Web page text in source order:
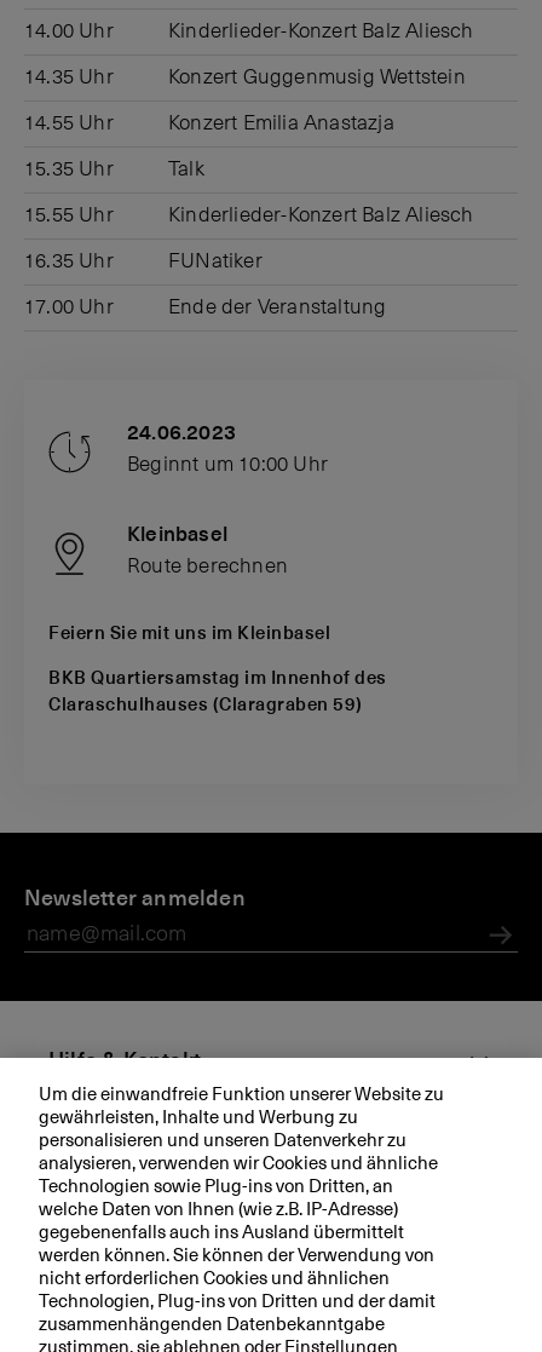
14.00 Uhr
Kinderlieder-Konzert Balz Aliesch
14.35 Uhr
Konzert Guggenmusig Wettstein
14.55 Uhr
Konzert Emilia Anastazja
15.35 Uhr
Talk
15.55 Uhr
Kinderlieder-Konzert Balz Aliesch
16.35 Uhr
FUNatiker
17.00 Uhr
Ende der Veranstaltung
24.06.2023
Beginnt um 10:00 Uhr
Kleinbasel
Route berechnen
Feiern Sie mit uns im Kleinbasel
BKB Quartiersamstag im Innenhof des
Claraschulhauses (Claragraben 59)
i
B
B
v
e
n
s
K
Q
a
ie
r
s
a
m
s
t
a
g
i
m
Newsletter anmelden
Hilfe & Kontakt
Aktuell
Ihre BKB
Rechtliche Hinweise
Um die einwandfreie Funktion unserer Website zu
gewährleisten, Inhalte und Werbung zu
personalisieren und unseren Datenverkehr zu
analysieren, verwenden wir Cookies und ähnliche
Technologien sowie Plug-ins von Dritten, an
welche Daten von Ihnen (wie z.B. IP-Adresse)
gegebenenfalls auch ins Ausland übermittelt
werden können. Sie können der Verwendung von
nicht erforderlichen Cookies und ähnlichen
Technologien, Plug-ins von Dritten und der damit
zusammenhängenden Datenbekanntgabe
zustimmen, sie ablehnen oder Einstellungen